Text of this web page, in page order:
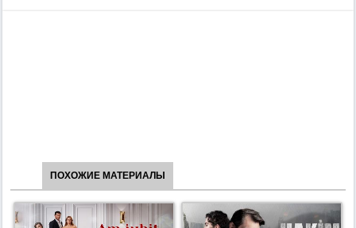
ПОХОЖИЕ МАТЕРИАЛЫ